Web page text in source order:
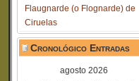
Flaugnarde (o Flognarde) de
Ciruelas
Cronológico Entradas
agosto 2026